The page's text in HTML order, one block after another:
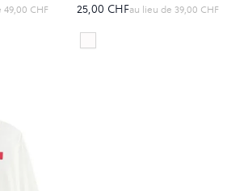
49,00 CHF 25,00 CHFau lieu de 39,00 CHF
Colour
TNF White